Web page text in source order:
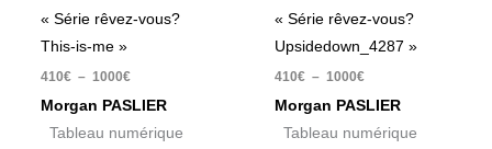
« Série rêvez-vous?
This-is-me »
410€ – 1000€
Morgan PASLIER
Tableau numérique
« Série rêvez-vous?
Upsidedown_4287 »
410€ – 1000€
Morgan PASLIER
Tableau numérique